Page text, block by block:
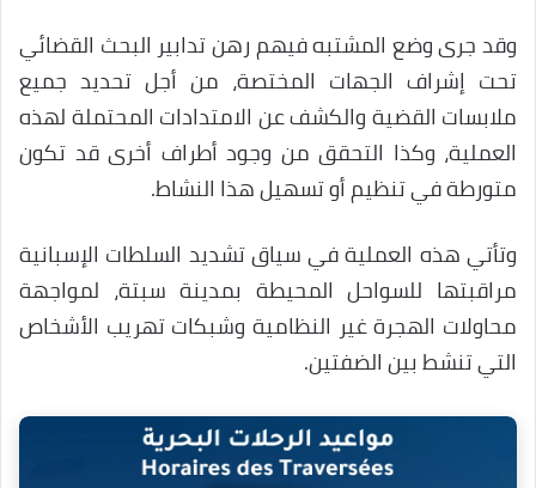
وقد جرى وضع المشتبه فيهم رهن تدابير البحث القضائي
تحت إشراف الجهات المختصة، من أجل تحديد جميع
ملابسات القضية والكشف عن الامتدادات المحتملة لهذه
العملية، وكذا التحقق من وجود أطراف أخرى قد تكون
متورطة في تنظيم أو تسهيل هذا النشاط.
وتأتي هذه العملية في سياق تشديد السلطات الإسبانية
مراقبتها للسواحل المحيطة بمدينة سبتة، لمواجهة
محاولات الهجرة غير النظامية وشبكات تهريب الأشخاص
التي تنشط بين الضفتين.